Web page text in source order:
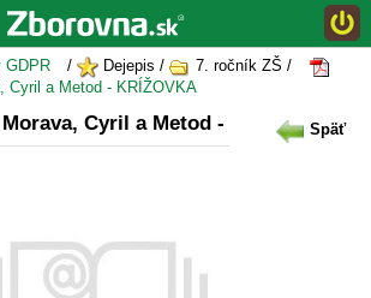
GDPR / Dejepis /
7. ročník ZŠ /
Cyril a Metod - KRÍŽOVKA
Cyril a Metod - KRÍŽOVKA
Späť